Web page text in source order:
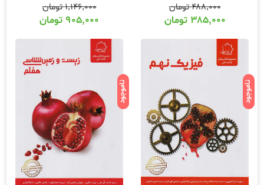
۴۸۸,۰۰۰تومان
۳۸۵,۰۰۰ تومان
۱,۱۴۶,۰۰۰تومان
۹۰۵,۰۰۰ تومان
ناموجود ناموجود